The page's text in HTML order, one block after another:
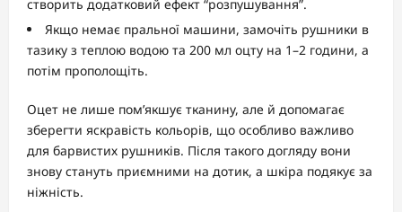
створить додатковий ефект “розпушування”.
Якщо немає пральної машини, замочіть рушники в
тазику з теплою водою та 200 мл оцту на 1–2 години, а
потім прополощіть.
Оцет не лише пом’якшує тканину, але й допомагає
зберегти яскравість кольорів, що особливо важливо
для барвистих рушників. Після такого догляду вони
знову стануть приємними на дотик, а шкіра подякує за
ніжність.